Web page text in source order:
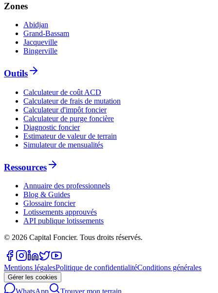
Zones
Abidjan
Grand-Bassam
Jacqueville
Bingerville
Outils
Calculateur de coût ACD
Calculateur de frais de mutation
Calculateur d'impôt foncier
Calculateur de purge foncière
Diagnostic foncier
Estimateur de valeur de terrain
Simulateur de mensualités
Ressources
Annuaire des professionnels
Blog & Guides
Glossaire foncier
Lotissements approuvés
API publique lotissements
© 2026 Capital Foncier. Tous droits réservés.
Mentions légalesPolitique de confidentialitéConditions générales
Gérer les cookies